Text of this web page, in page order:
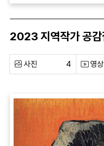
2023 지역작가 공감
사진 4 영상